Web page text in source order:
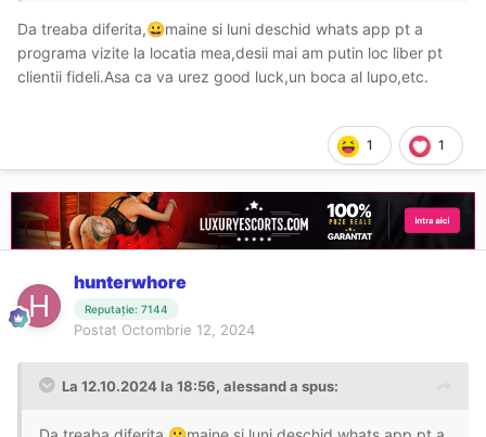
Da treaba diferita,😀maine si luni deschid whats app pt a
programa vizite la locatia mea,desii mai am putin loc liber pt
clientii fideli.Asa ca va urez good luck,un boca al lupo,etc.
1 1
hunterwhore
Reputație: 7144
Postat Octombrie 12, 2024
La 12.10.2024 la 18:56, alessanda spus: